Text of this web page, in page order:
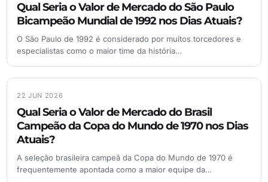
Qual Seria o Valor de Mercado do São Paulo
Bicampeão Mundial de 1992 nos Dias Atuais?
O São Paulo de 1992 é considerado por muitos torcedores e
especialistas como o maior time da história…
22 JUN 2026
Qual Seria o Valor de Mercado do Brasil
Campeão da Copa do Mundo de 1970 nos Dias
Atuais?
A seleção brasileira campeã da Copa do Mundo de 1970 é
frequentemente apontada como a maior equipe da…